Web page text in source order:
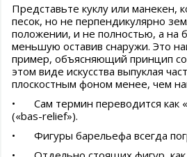
Представьте куклу или манекен,
песок, но не перпендикулярно
положении, и не полностью, а на
меньшую оставив снаружи. Это
пример, объясняющий принцип
этом виде искусства выпуклая
плоскостным фоном менее, чем
•
Сам термин переводится как
(«bas-relief»).
•
Фигуры барельефа всегда